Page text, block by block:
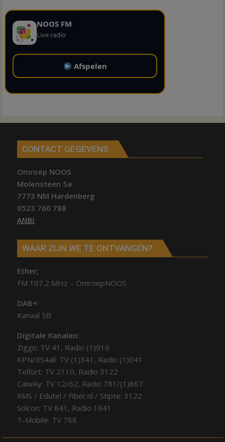
NOOS FM
Live radio
Afspelen
CONTACT GEGEVENS
Omroep NOOS
Molensteen 5a
7773 NM Hardenberg
0523 760 788
ANBI
WAAR ZIJN WE TE ONTVANGEN?
Ether;
FM 107.2 MHz – OmroepNOOS
DAB+:
Kanaal 5B
Digitale Kanalen:
Ziggo: TV 41, Radio (1)916
KPN/XS4all: TV (1)341, Radio (1)041
Telfort: TV 2110, Radio 3122
CaiwAy: TV 12/62, Radio 781/(1)867
XMS / Edutel / Fiber.nl / Stipte: 3122
Solcon: TV 841, Radio 1841
T-Mobile: TV 788